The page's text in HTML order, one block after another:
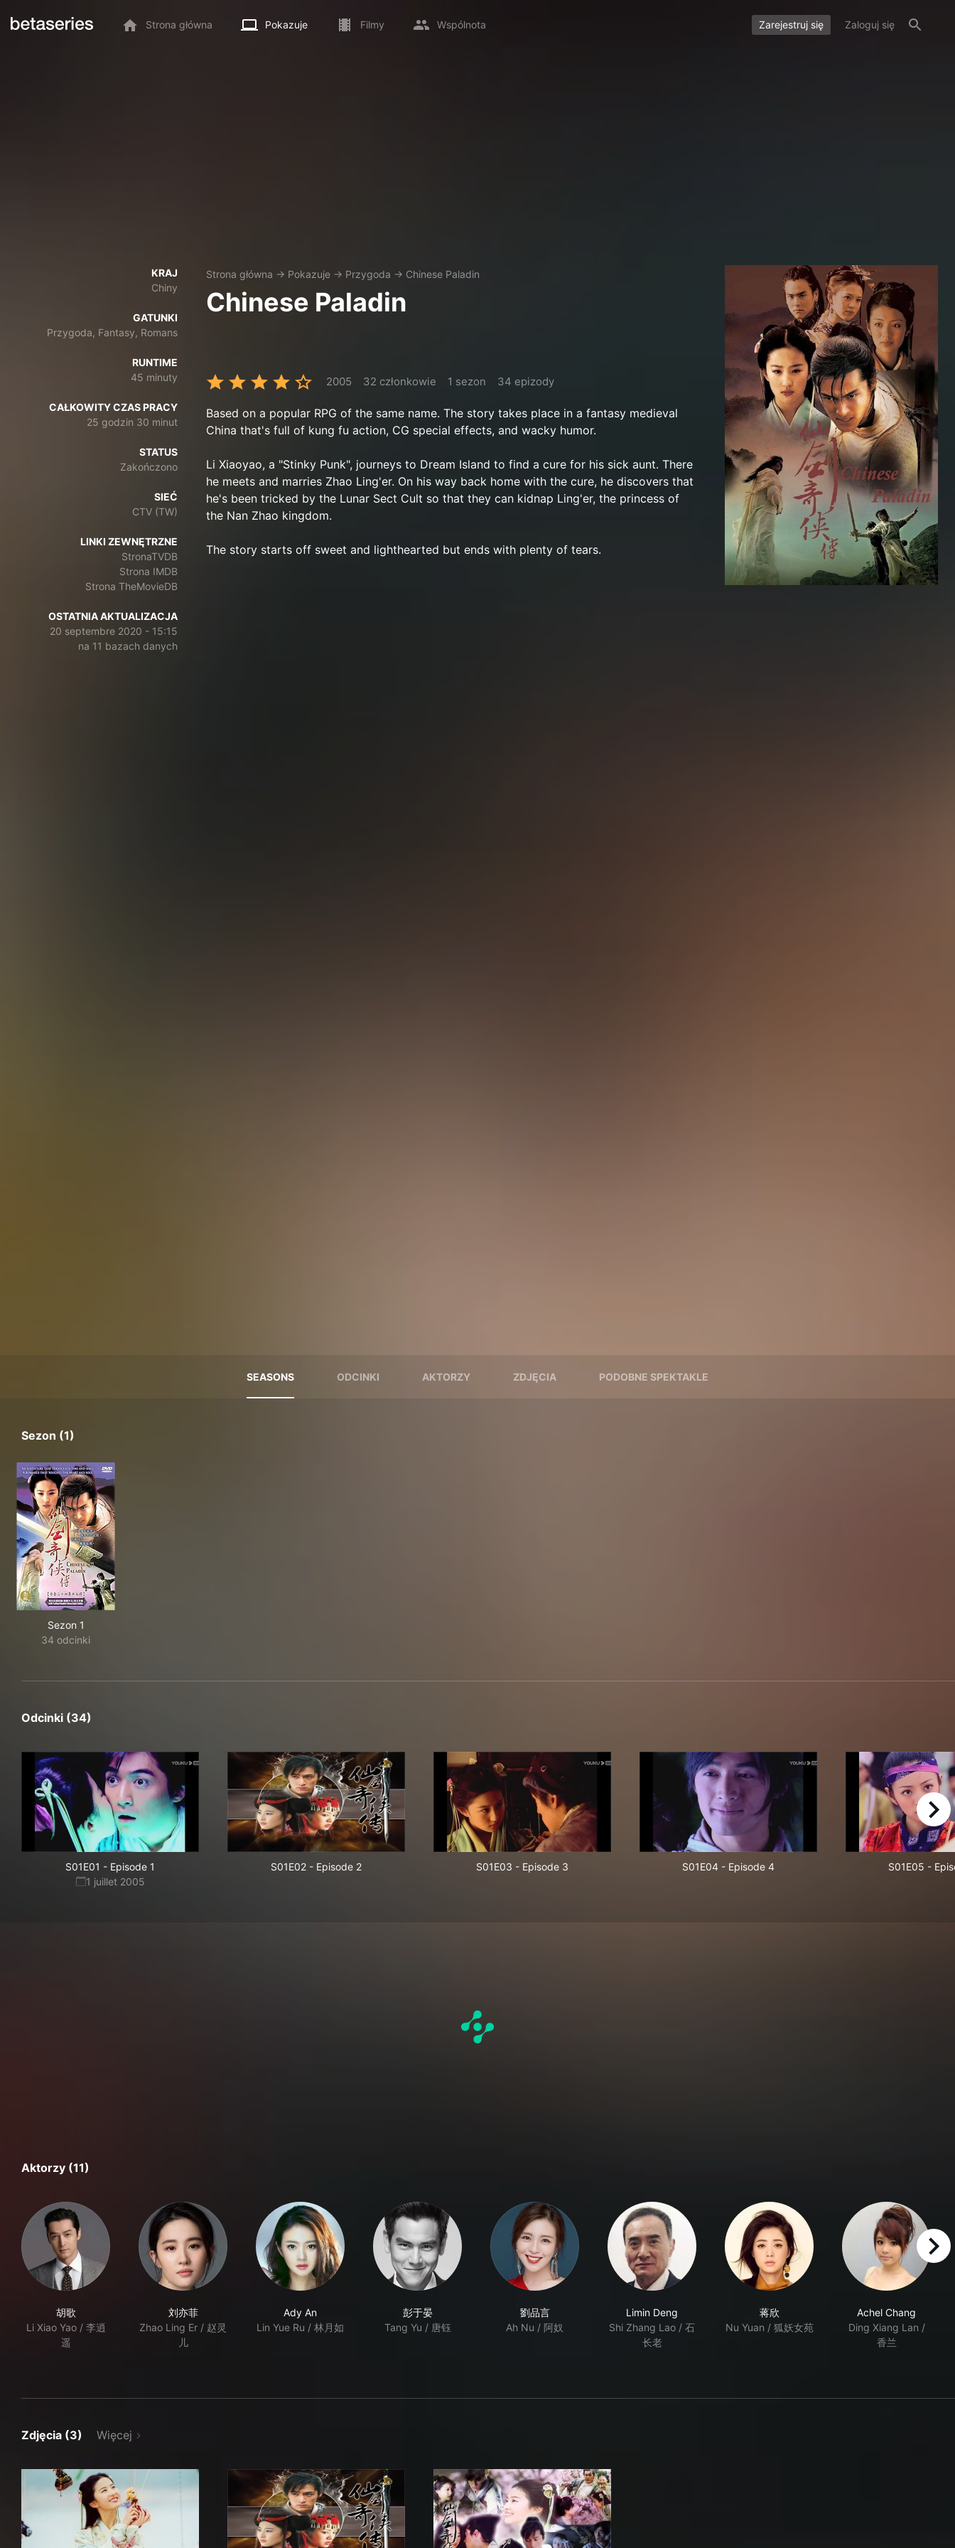
Strona główna Pokazuje Filmy Wspólnota Zarejestruj się Zaloguj się
KRAJ
Chiny
GATUNKI
Przygoda, Fantasy, Romans
RUNTIME
45 minuty
CAŁKOWITY CZAS PRACY
25 godzin 30 minut
STATUS
Zakończono
SIEĆ
CTV (TW)
LINKI ZEWNĘTRZNE
StronaTVDB
Strona IMDB
Strona TheMovieDB
OSTATNIA AKTUALIZACJA
20 septembre 2020 - 15:15
na 11 bazach danych
Strona główna → Pokazuje → Przygoda → Chinese Paladin
Chinese Paladin
2005 32 członkowie 1 sezon 34 epizody
Based on a popular RPG of the same name. The story takes place in a fantasy medieval
China that's full of kung fu action, CG special effects, and wacky humor.
Li Xiaoyao, a "Stinky Punk", journeys to Dream Island to find a cure for his sick aunt. There
he meets and marries Zhao Ling'er. On his way back home with the cure, he discovers that
he's been tricked by the Lunar Sect Cult so that they can kidnap Ling'er, the princess of
the Nan Zhao kingdom.
The story starts off sweet and lighthearted but ends with plenty of tears.
SEASONS ODCINKI AKTORZY ZDJĘCIA PODOBNE SPEKTAKLE
Sezon (1)
Sezon 1
34 odcinki
Odcinki (34)
S01E01 - Episode 1
1 juillet 2005
S01E02 - Episode 2 S01E03 - Episode 3 S01E04 - Episode 4 S01E05 -
right
Aktorzy (11)
胡歌
Li Xiao Yao / 李逍
遥
刘亦菲
Zhao Ling Er / 赵灵
儿
Ady An
Lin Yue Ru / 林月如
彭于晏
Tang Yu / 唐钰
劉品言
Ah Nu / 阿奴
Limin Deng
Shi Zhang Lao / 石
长老
蒋欣
Nu Yuan / 狐妖女苑
Achel Chang
Ding Xiang Lan /
香兰
right
Zdjęcia (3) Więcej